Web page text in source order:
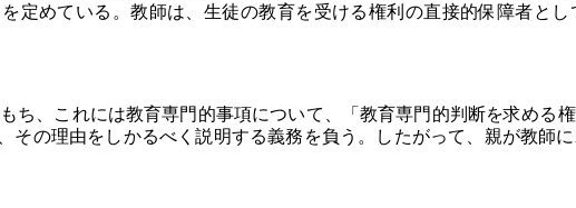
定めている。教師は、生徒の教育を受ける権利の直接的保障者と
、これには教育専門的事項について、「教育専門的判断を求める
その理由をしかるべく説明する義務を負う。したがって、親が教師